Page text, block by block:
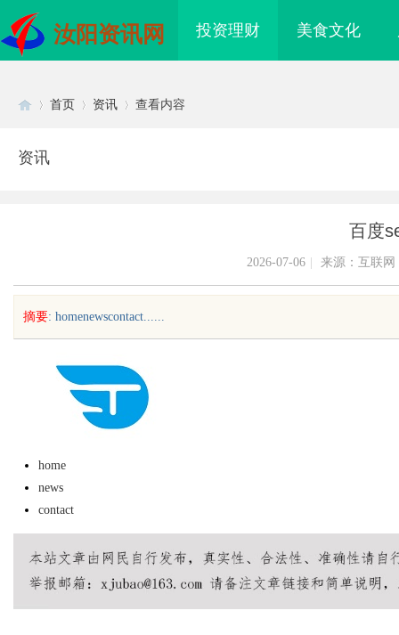
汝阳资讯网 投资理财 美食文化
uz
首页 资讯 查看内容
资讯
百度
2026-07-06 来源：互联网
摘要: homenewscontact......
home
news
contact